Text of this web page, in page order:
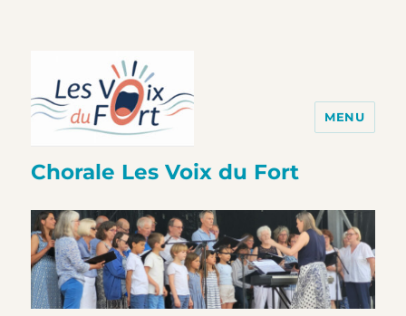
Chorale Les Voix du Fort
MENU